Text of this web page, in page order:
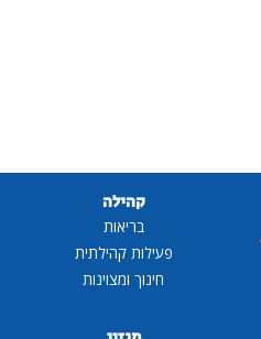
קהילה
בריאות
פעילות קהילתית
חינוך ומצוינות